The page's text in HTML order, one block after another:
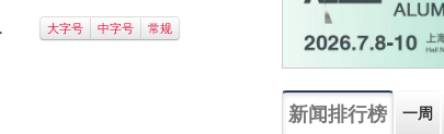
大字号 中字号 常规
新闻排行榜 一周